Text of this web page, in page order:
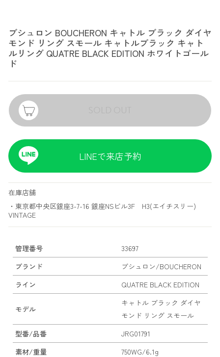
ブシュロン BOUCHERON キャトル ブラック ダイヤ
モンド リング スモール キャトルブラック キャト
ルリング QUATRE BLACK EDITION ホワイトゴール
ド
LINEで来店予約
在庫店舗
・東京都中央区銀座3-7-16 銀座NSビル3F H3(エイチスリー)
VINTAGE
管理番号
33697
ブランド
ブシュロン/BOUCHERON
ライン
QUATRE BLACK EDITION
モデル
キャトル ブラック ダイヤ
モンド リング スモール
型番/品番
JRG01791
素材/重量
750WG/6.1g